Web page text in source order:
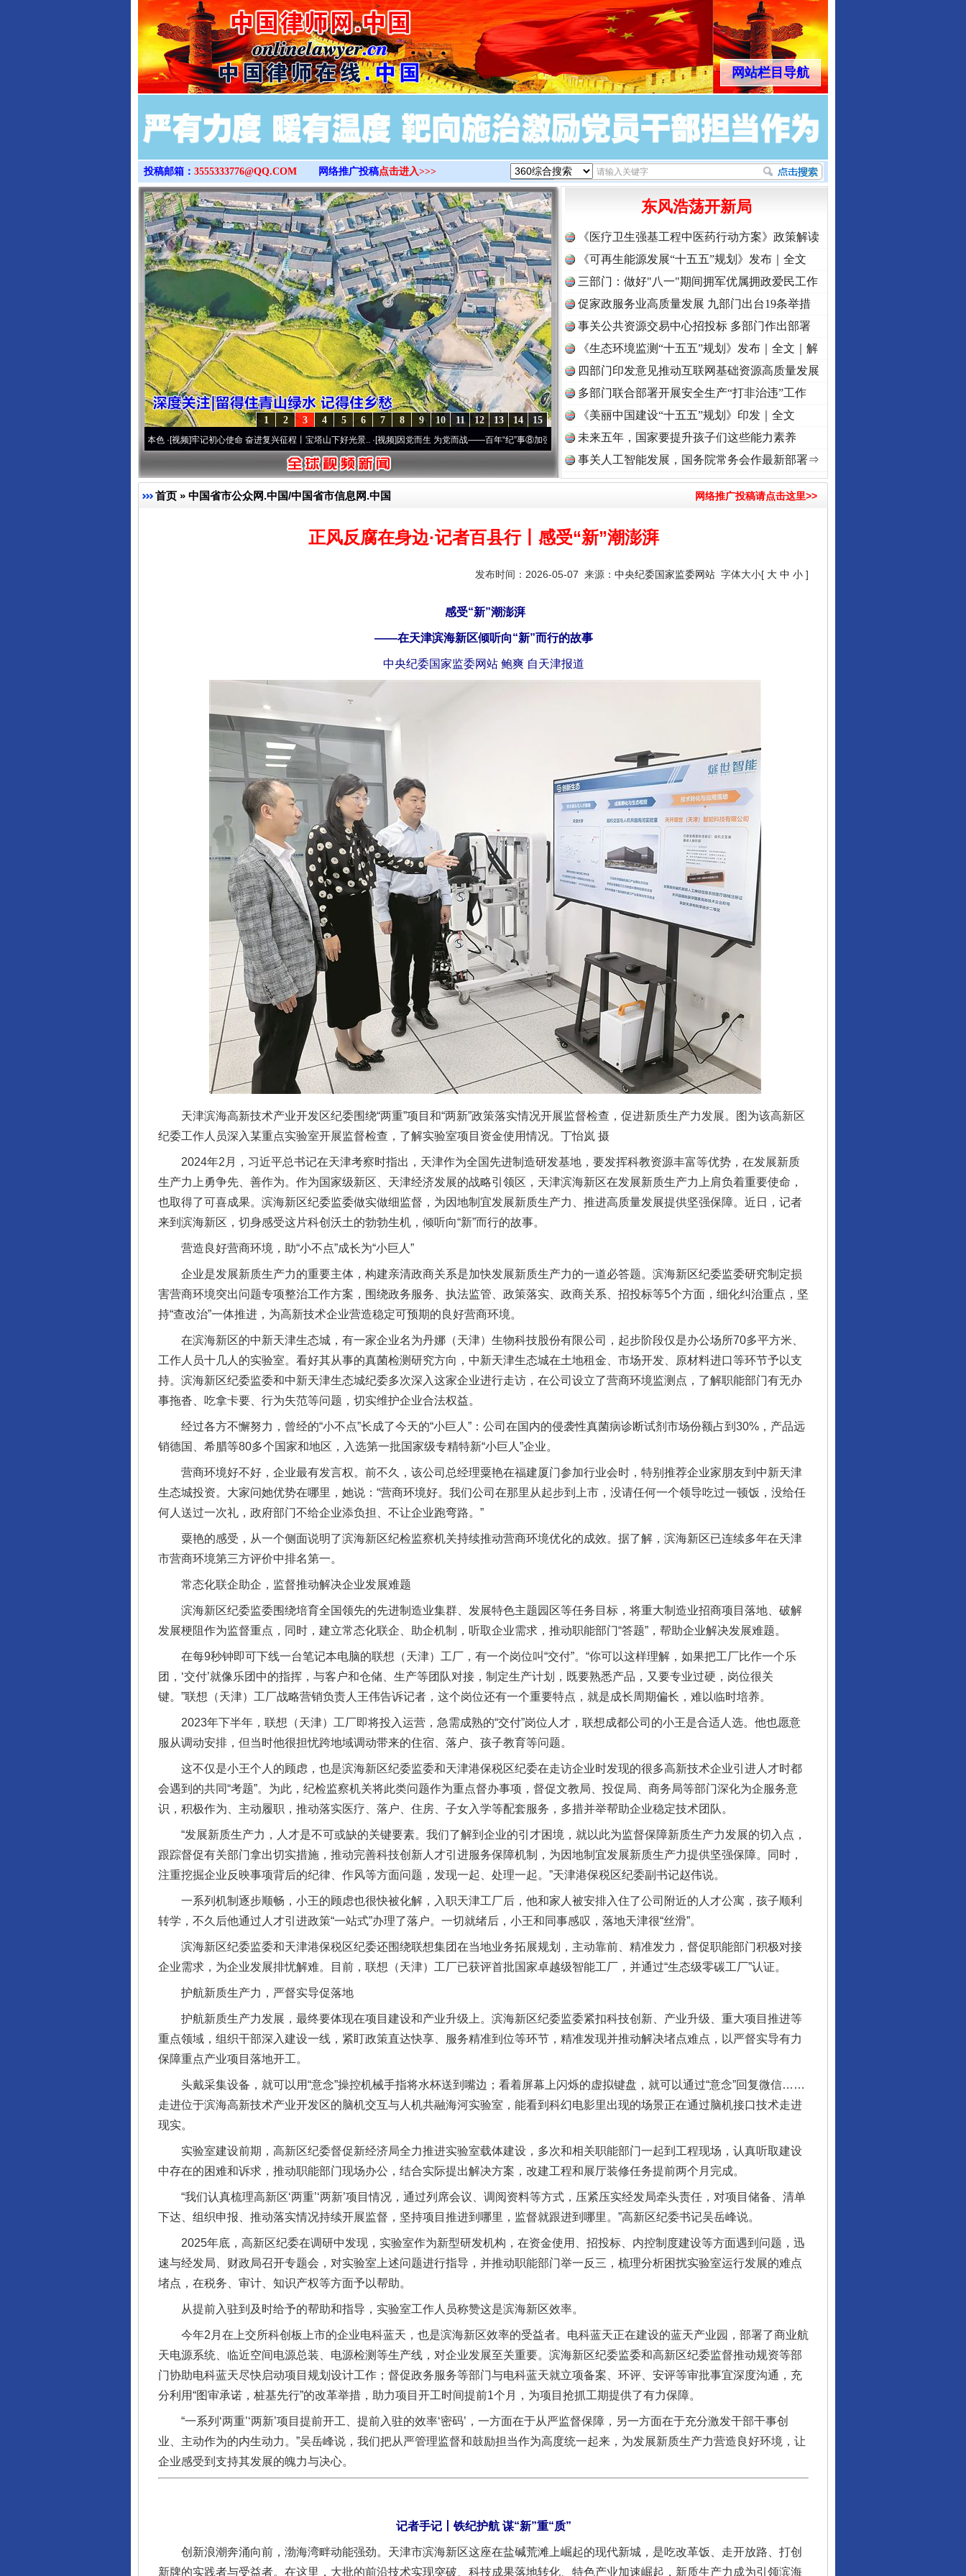
>
网站栏目导航
投稿邮箱： 3555333776@QQ.COM 网络推广投稿点击进入>>>
15
14
13
12
11
10
9
8
7
6
5
4
3
2
1
牢记初心使命 奋进复兴征程丨宝塔山下好光景..·[视频]因党而生 为党而战——百年“纪”事⑧加强纪律..·[视频] 牢记初心使命 奋进复兴征程丨“转折之城”激荡..·[视频]牢记初心使命 奋进复兴征程丨红船起航处 潮起..
东风浩荡开新局
《医疗卫生强基工程中医药行动方案》政策解读
《可再生能源发展“十五五”规划》发布｜全文
三部门：做好"八一"期间拥军优属拥政爱民工作
促家政服务业高质量发展 九部门出台19条举措
事关公共资源交易中心招投标 多部门作出部署
《生态环境监测“十五五”规划》发布｜全文｜解
读
四部门印发意见推动互联网基础资源高质量发展
多部门联合部署开展安全生产“打非治违”工作
《美丽中国建设“十五五”规划》印发｜全文
未来五年，国家要提升孩子们这些能力素养
事关人工智能发展，国务院常务会作最新部署⇒
首页 » 中国省市公众网.中国/中国省市信息网.中国 网络推广投稿请点击这里>>
正风反腐在身边·记者百县行丨感受“新”潮澎湃
发布时间：2026-05-07 来源： 中央纪委国家监委网站 字体大小[ 大 中 小 ]
感受“新”潮澎湃
——在天津滨海新区倾听向“新”而行的故事
中央纪委国家监委网站 鲍爽 自天津报道
天津滨海高新技术产业开发区纪委围绕“两重”项目和“两新”政策落实情况开展监督检查，促进新质生产力发展。图为该高新区
纪委工作人员深入某重点实验室开展监督检查，了解实验室项目资金使用情况。丁怡岚 摄
2024年2月，习近平总书记在天津考察时指出，天津作为全国先进制造研发基地，要发挥科教资源丰富等优势，在发展新质
生产力上勇争先、善作为。作为国家级新区、天津经济发展的战略引领区，天津滨海新区在发展新质生产力上肩负着重要使命，
也取得了可喜成果。滨海新区纪委监委做实做细监督，为因地制宜发展新质生产力、推进高质量发展提供坚强保障。近日，记者
来到滨海新区，切身感受这片科创沃土的勃勃生机，倾听向“新”而行的故事。
营造良好营商环境，助“小不点”成长为“小巨人”
企业是发展新质生产力的重要主体，构建亲清政商关系是加快发展新质生产力的一道必答题。滨海新区纪委监委研究制定损
害营商环境突出问题专项整治工作方案，围绕政务服务、执法监管、政策落实、政商关系、招投标等5个方面，细化纠治重点，坚
持“查改治”一体推进，为高新技术企业营造稳定可预期的良好营商环境。
在滨海新区的中新天津生态城，有一家企业名为丹娜（天津）生物科技股份有限公司，起步阶段仅是办公场所70多平方米、
工作人员十几人的实验室。看好其从事的真菌检测研究方向，中新天津生态城在土地租金、市场开发、原材料进口等环节予以支
持。滨海新区纪委监委和中新天津生态城纪委多次深入这家企业进行走访，在公司设立了营商环境监测点，了解职能部门有无办
事拖沓、吃拿卡要、行为失范等问题，切实维护企业合法权益。
经过各方不懈努力，曾经的“小不点”长成了今天的“小巨人”：公司在国内的侵袭性真菌病诊断试剂市场份额占到30%，产品远
销德国、希腊等80多个国家和地区，入选第一批国家级专精特新“小巨人”企业。
营商环境好不好，企业最有发言权。前不久，该公司总经理粟艳在福建厦门参加行业会时，特别推荐企业家朋友到中新天津
生态城投资。大家问她优势在哪里，她说：“营商环境好。我们公司在那里从起步到上市，没请任何一个领导吃过一顿饭，没给任
何人送过一次礼，政府部门不给企业添负担、不让企业跑弯路。”
粟艳的感受，从一个侧面说明了滨海新区纪检监察机关持续推动营商环境优化的成效。据了解，滨海新区已连续多年在天津
市营商环境第三方评价中排名第一。
常态化联企助企，监督推动解决企业发展难题
滨海新区纪委监委围绕培育全国领先的先进制造业集群、发展特色主题园区等任务目标，将重大制造业招商项目落地、破解
发展梗阻作为监督重点，同时，建立常态化联企、助企机制，听取企业需求，推动职能部门“答题”，帮助企业解决发展难题。
在每9秒钟即可下线一台笔记本电脑的联想（天津）工厂，有一个岗位叫“交付”。“你可以这样理解，如果把工厂比作一个乐
团，‘交付’就像乐团中的指挥，与客户和仓储、生产等团队对接，制定生产计划，既要熟悉产品，又要专业过硬，岗位很关
键。”联想（天津）工厂战略营销负责人王伟告诉记者，这个岗位还有一个重要特点，就是成长周期偏长，难以临时培养。
2023年下半年，联想（天津）工厂即将投入运营，急需成熟的“交付”岗位人才，联想成都公司的小王是合适人选。他也愿意
服从调动安排，但当时他很担忧跨地域调动带来的住宿、落户、孩子教育等问题。
这不仅是小王个人的顾虑，也是滨海新区纪委监委和天津港保税区纪委在走访企业时发现的很多高新技术企业引进人才时都
会遇到的共同“考题”。为此，纪检监察机关将此类问题作为重点督办事项，督促文教局、投促局、商务局等部门深化为企服务意
识，积极作为、主动履职，推动落实医疗、落户、住房、子女入学等配套服务，多措并举帮助企业稳定技术团队。
“发展新质生产力，人才是不可或缺的关键要素。我们了解到企业的引才困境，就以此为监督保障新质生产力发展的切入点，
跟踪督促有关部门拿出切实措施，推动完善科技创新人才引进服务保障机制，为因地制宜发展新质生产力提供坚强保障。同时，
注重挖掘企业反映事项背后的纪律、作风等方面问题，发现一起、处理一起。”天津港保税区纪委副书记赵伟说。
一系列机制逐步顺畅，小王的顾虑也很快被化解，入职天津工厂后，他和家人被安排入住了公司附近的人才公寓，孩子顺利
转学，不久后他通过人才引进政策“一站式”办理了落户。一切就绪后，小王和同事感叹，落地天津很“丝滑”。
滨海新区纪委监委和天津港保税区纪委还围绕联想集团在当地业务拓展规划，主动靠前、精准发力，督促职能部门积极对接
企业需求，为企业发展排忧解难。目前，联想（天津）工厂已获评首批国家卓越级智能工厂，并通过“生态级零碳工厂”认证。
护航新质生产力，严督实导促落地
护航新质生产力发展，最终要体现在项目建设和产业升级上。滨海新区纪委监委紧扣科技创新、产业升级、重大项目推进等
重点领域，组织干部深入建设一线，紧盯政策直达快享、服务精准到位等环节，精准发现并推动解决堵点难点，以严督实导有力
保障重点产业项目落地开工。
头戴采集设备，就可以用“意念”操控机械手指将水杯送到嘴边；看着屏幕上闪烁的虚拟键盘，就可以通过“意念”回复微信……
走进位于滨海高新技术产业开发区的脑机交互与人机共融海河实验室，能看到科幻电影里出现的场景正在通过脑机接口技术走进
现实。
实验室建设前期，高新区纪委督促新经济局全力推进实验室载体建设，多次和相关职能部门一起到工程现场，认真听取建设
中存在的困难和诉求，推动职能部门现场办公，结合实际提出解决方案，改建工程和展厅装修任务提前两个月完成。
“我们认真梳理高新区‘两重’‘两新’项目情况，通过列席会议、调阅资料等方式，压紧压实经发局牵头责任，对项目储备、清单
下达、组织申报、推动落实情况持续开展监督，坚持项目推进到哪里，监督就跟进到哪里。”高新区纪委书记吴岳峰说。
2025年底，高新区纪委在调研中发现，实验室作为新型研发机构，在资金使用、招投标、内控制度建设等方面遇到问题，迅
速与经发局、财政局召开专题会，对实验室上述问题进行指导，并推动职能部门举一反三，梳理分析困扰实验室运行发展的难点
堵点，在税务、审计、知识产权等方面予以帮助。
从提前入驻到及时给予的帮助和指导，实验室工作人员称赞这是滨海新区效率。
今年2月在上交所科创板上市的企业电科蓝天，也是滨海新区效率的受益者。电科蓝天正在建设的蓝天产业园，部署了商业航
天电源系统、临近空间电源总装、电源检测等生产线，对企业发展至关重要。滨海新区纪委监委和高新区纪委监督推动规资等部
门协助电科蓝天尽快启动项目规划设计工作；督促政务服务等部门与电科蓝天就立项备案、环评、安评等审批事宜深度沟通，充
分利用“图审承诺，桩基先行”的改革举措，助力项目开工时间提前1个月，为项目抢抓工期提供了有力保障。
“一系列‘两重’‘两新’项目提前开工、提前入驻的效率‘密码’，一方面在于从严监督保障，另一方面在于充分激发干部干事创
业、主动作为的内生动力。”吴岳峰说，我们把从严管理监督和鼓励担当作为高度统一起来，为发展新质生产力营造良好环境，让
企业感受到支持其发展的魄力与决心。
记者手记丨铁纪护航 谋“新”重“质”
创新浪潮奔涌向前，渤海湾畔动能强劲。天津市滨海新区这座在盐碱荒滩上崛起的现代新城，是吃改革饭、走开放路、打创
新牌的实践者与受益者。在这里，大批的前沿技术实现突破、科技成果落地转化、特色产业加速崛起，新质生产力成为引领滨海